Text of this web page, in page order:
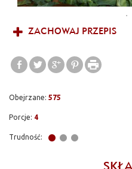
ZACHOWAJ PRZEPIS
Obejrzane: 575
Porcje: 4
Trudność: